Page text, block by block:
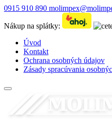
0915 910 890
Nákup na splátky:
Úvod
Kontakt
Ochrana osobných údajov
Zásady spracúvania